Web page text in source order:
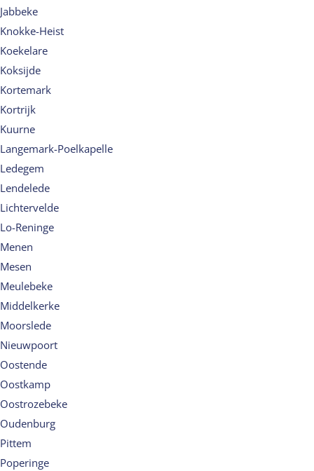
Jabbeke
Knokke-Heist
Koekelare
Koksijde
Kortemark
Kortrijk
Kuurne
Langemark-Poelkapelle
Ledegem
Lendelede
Lichtervelde
Lo-Reninge
Menen
Mesen
Meulebeke
Middelkerke
Moorslede
Nieuwpoort
Oostende
Oostkamp
Oostrozebeke
Oudenburg
Pittem
Poperinge